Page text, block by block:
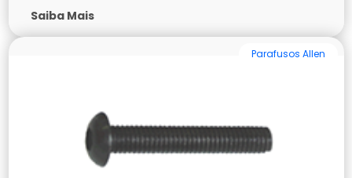
Saiba Mais
Parafusos Allen